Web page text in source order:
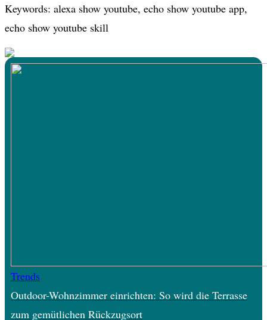
Keywords: alexa show youtube, echo show youtube app,
echo show youtube skill
Trends
Outdoor-Wohnzimmer einrichten: So wird die Terrasse
zum gemütlichen Rückzugsort